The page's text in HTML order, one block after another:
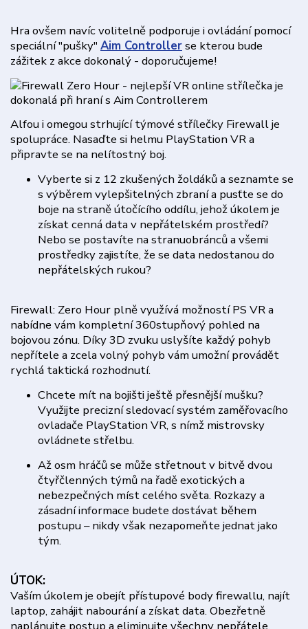
Hra ovšem navíc volitelně podporuje i ovládání pomocí
speciální "pušky" Aim Controllerse kterou bude
zážitek z akce dokonalý - doporučujeme!
Alfou i omegou strhující týmové střílečky Firewall je
spolupráce. Nasaďte si helmu PlayStation VR a
připravte se na nelítostný boj.
Vyberte si z 12 zkušených žoldáků a seznamte se
s výběrem vylepšitelných zbraní a pusťte se do
boje na straně útočícího oddílu, jehož úkolem je
získat cenná data v nepřátelském prostředí?
Nebo se postavíte na stranuobránců a všemi
prostředky zajistíte, že se data nedostanou do
nepřátelských rukou?
Firewall: Zero Hour plně využívá možností PS VR a
nabídne vám kompletní 360stupňový pohled na
bojovou zónu. Díky 3D zvuku uslyšíte každý pohyb
nepřítele a zcela volný pohyb vám umožní provádět
rychlá taktická rozhodnutí.
Chcete mít na bojišti ještě přesnější mušku?
Využijte precizní sledovací systém zaměřovacího
ovladače PlayStation VR, s nímž mistrovsky
ovládnete střelbu.
Až osm hráčů se může střetnout v bitvě dvou
čtyřčlenných týmů na řadě exotických a
nebezpečných míst celého světa. Rozkazy a
zásadní informace budete dostávat během
postupu – nikdy však nezapomeňte jednat jako
tým.
ÚTOK:
Vaším úkolem je obejít přístupové body firewallu, najít
laptop, zahájit nabourání a získat data. Obezřetně
naplánujte postup a eliminujte všechny nepřátele,